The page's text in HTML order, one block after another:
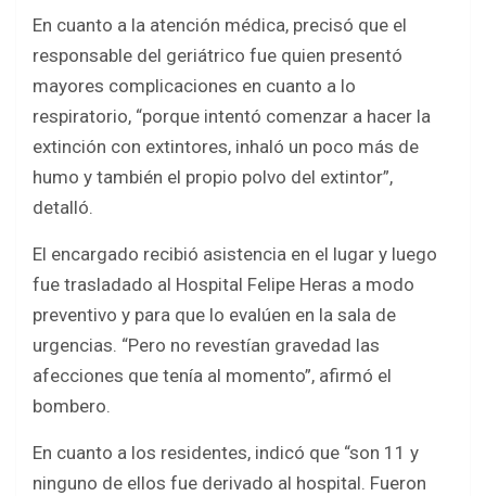
En cuanto a la atención médica, precisó que el
responsable del geriátrico fue quien presentó
mayores complicaciones en cuanto a lo
respiratorio, “porque intentó comenzar a hacer la
extinción con extintores, inhaló un poco más de
humo y también el propio polvo del extintor”,
detalló.
El encargado recibió asistencia en el lugar y luego
fue trasladado al Hospital Felipe Heras a modo
preventivo y para que lo evalúen en la sala de
urgencias. “Pero no revestían gravedad las
afecciones que tenía al momento”, afirmó el
bombero.
En cuanto a los residentes, indicó que “son 11 y
ninguno de ellos fue derivado al hospital. Fueron